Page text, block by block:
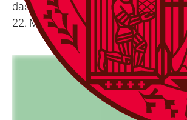
das vor 20 Jahren geschlossene
22. Mai 2023, einem Montag, in der